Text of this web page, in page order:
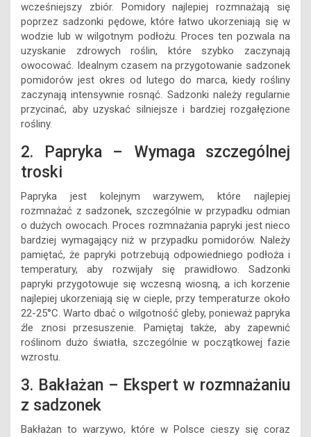
wcześniejszy zbiór. Pomidory najlepiej rozmnażają się
poprzez sadzonki pędowe, które łatwo ukorzeniają się w
wodzie lub w wilgotnym podłożu. Proces ten pozwala na
uzyskanie zdrowych roślin, które szybko zaczynają
owocować. Idealnym czasem na przygotowanie sadzonek
pomidorów jest okres od lutego do marca, kiedy rośliny
zaczynają intensywnie rosnąć. Sadzonki należy regularnie
przycinać, aby uzyskać silniejsze i bardziej rozgałęzione
rośliny.
2. Papryka – Wymaga szczególnej
troski
Papryka jest kolejnym warzywem, które najlepiej
rozmnażać z sadzonek, szczególnie w przypadku odmian
o dużych owocach. Proces rozmnażania papryki jest nieco
bardziej wymagający niż w przypadku pomidorów. Należy
pamiętać, że papryki potrzebują odpowiedniego podłoża i
temperatury, aby rozwijały się prawidłowo. Sadzonki
papryki przygotowuje się wczesną wiosną, a ich korzenie
najlepiej ukorzeniają się w cieple, przy temperaturze około
22-25°C. Warto dbać o wilgotność gleby, ponieważ papryka
źle znosi przesuszenie. Pamiętaj także, aby zapewnić
roślinom dużo światła, szczególnie w początkowej fazie
wzrostu.
3. Bakłażan – Ekspert w rozmnażaniu
z sadzonek
Bakłażan to warzywo, które w Polsce cieszy się coraz